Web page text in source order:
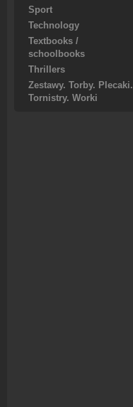
Sport
Technology
Textbooks /
schoolbooks
Thrillers
Zestawy. Torby. Plecaki.
Tornistry. Worki